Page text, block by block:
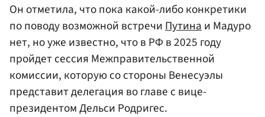
Он отметила, что пока какой-либо конкретики
по поводу возможной встречи Путина и Мадуро
нет, но уже известно, что в РФ в 2025 году
пройдет сессия Межправительственной
комиссии, которую со стороны Венесуэлы
представит делегация во главе с вице-
президентом Дельси Родригес.